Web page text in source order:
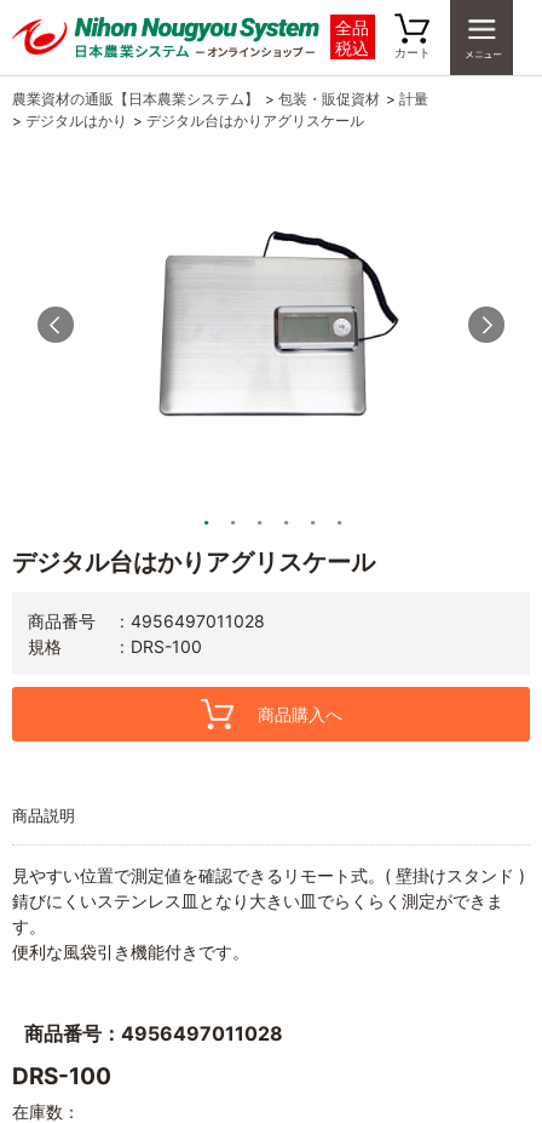
全品
税込
カート
農業資材の通販【日本農業システム】 > 包装・販促資材 > 計量
> デジタルはかり > デジタル台はかりアグリスケール
デジタル台はかりアグリスケール
商品番号
4956497011028
規格
DRS-100
商品購入へ
商品説明
見やすい位置で測定値を確認できるリモート式。( 壁掛けスタンド )
錆びにくいステンレス皿となり大きい皿でらくらく測定ができま
す。
便利な風袋引き機能付きです。
商品番号：4956497011028
DRS-100
在庫数：